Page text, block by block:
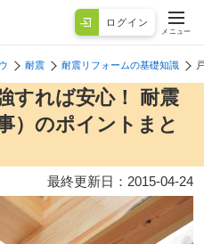
ログイン
メニュー
耐震 耐震リフォームの基礎知識
すれば安心！ 耐震
）のポイントまと
最終更新日： 2015-04-24